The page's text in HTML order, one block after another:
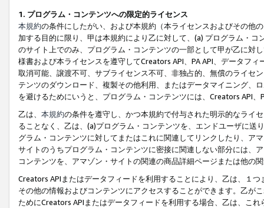
1. プログラム・コンテンツへの限定的ライセンス
本規約の条件にしたがい、および本規約（本ライセンスおよびその他
加する目的に限り、甲は本規約により乙に対して、(a) プログラム・
のサイト上でのみ、プログラム・コンテンツの一部として甲が乙に対
様書および本ライセンスを遵守してCreators API、PA API、データフ
取消可能、譲渡不可、サブライセンス不可、非独占的、無償のライセ
テンツのダウンロード、複製その他利用、またはデータマイニング、
を避けるためにいうと、プログラム・コンテンツには、Creators API
乙は、 本規約の条件を遵守し、かつ本規約で付与された明示的なライ
ることなく、乙は、(a)プログラム・コンテンツを、エンドユーザに
グラム・コンテンツに対してまたはこれに関連してリンクしたり、ア
サイトのうちプログラム・コンテンツに密接に関連しない部分には、
コンテンツを、アマゾン・サイトの関連の商品詳細ページまたは他の
Creators APIまたはデータフィードを利用することにより、乙は、１
その他の情報およびコンテンツにアクセスすることができます。乙が
ためにCreators APIまたはデータフィードを利用する場合、乙は、こ